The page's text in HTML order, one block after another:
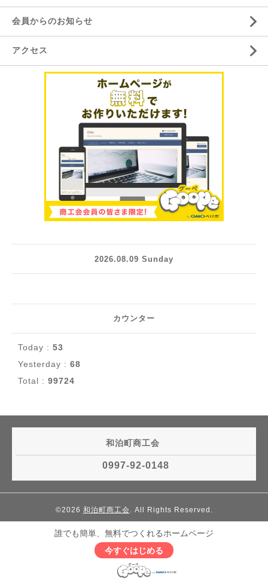
会員からのお知らせ
アクセス
2026.08.09 Sunday
カウンター
Today : 53
Yesterday : 68
Total : 99724
和泊町商工会
0997-92-0148
©2026 和泊町商工会. All Rights Reserved.
誰でも簡単、無料でつくれるホームページ
今すぐはじめる